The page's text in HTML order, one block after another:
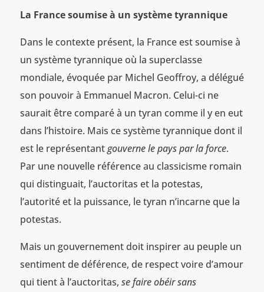
La France soumise à un système tyrannique
Dans le contexte présent, la France est soumise à
un système tyrannique où la superclasse
mondiale, évoquée par Michel Geoffroy, a délégué
son pouvoir à Emmanuel Macron. Celui-ci ne
saurait être comparé à un tyran comme il y en eut
dans l’histoire. Mais ce système tyrannique dont il
est le représentantgouverne le pays par la force.
Par une nouvelle référence au classicisme romain
qui distinguait, l’auctoritas et la potestas,
l’autorité et la puissance, le tyran n’incarne que la
potestas.
Mais un gouvernement doit inspirer au peuple un
sentiment de déférence, de respect voire d’amour
qui tient à l’auctoritas, se faire obéir sans